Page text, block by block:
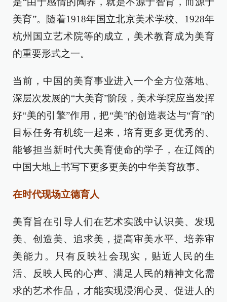
美育”。随着1918年国立北京美术学校、1928年
杭州国立艺术院等的成立，美术教育成为美育
的重要形式之一。
当前，中国的美育事业进入一个全方位落地、
深层次发展的“大美育”阶段，美术学院应当发挥
好“美的引擎”作用，把“美”的创造表达与“育”的
目标任务有机统一起来，培育更多更优秀的、
能够担当新时代大美育使命的学子，在辽阔的
中国大地上书写下更多更美的中华美育故事。
在时代现场立德育人
美育旨在引导人们在艺术实践中认识美、发现
美、创造美、追求美，提高审美水平、培养审
美能力。只有反映社会现实，贴近人民的生
活、反映人民的心声、满足人民的精神文化需
求的艺术作品，才能实现浸润心灵、促进人的